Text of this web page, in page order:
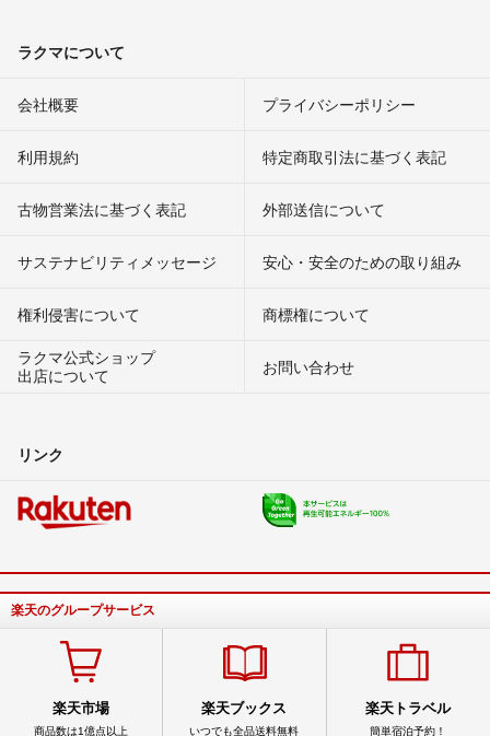
ラクマについて
会社概要 プライバシーポリシー
利用規約 特定商取引法に基づく表記
古物営業法に基づく表記 外部送信について
サステナビリティメッセージ 安心・安全のための取り組み
権利侵害について
商標権について
ラクマ公式ショップ
出店について
お問い合わせ
リンク
楽天のグループサービス
楽天市場
商品数は1億点以上
楽天ブックス
いつでも全品送料無料
楽天トラベル
簡単宿泊予約！